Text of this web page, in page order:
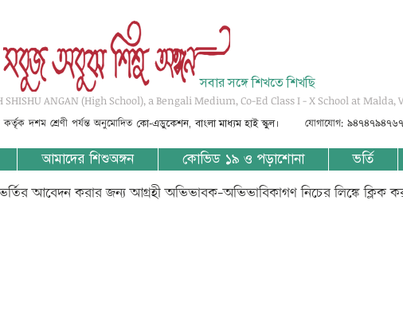
সবার সঙ্গে শিখতে শিখছি
SHISHU ANGAN (High School), a Bengali Medium, Co-Ed Class I - X School at Malda,
কর্তৃক দশম শ্রেণী পর্যন্ত অনুমোদিত কো-এডুকেশন, বাংলা মাধ্যম হাই স্কুল। যোগাযোগ:
আমাদের শিশুঅঙ্গন কোভিড ১৯ ও পড়াশোনা ভর্তি
আবেদন করার জন্য আগ্রহী অভিভাবক-অভিভাবিকাগণ নিচের লিঙ্কে ক্লিক